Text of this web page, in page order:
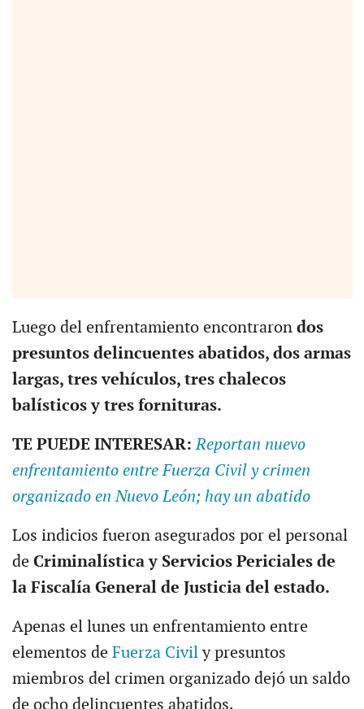
Luego del enfrentamiento encontraron dos
presuntos delincuentes abatidos, dos armas
largas, tres vehículos, tres chalecos
balísticos y tres fornituras.
TE PUEDE INTERESAR:Reportan nuevo
enfrentamiento entre Fuerza Civil y crimen
organizado en Nuevo León; hay un abatido
Los indicios fueron asegurados por el personal
deCriminalística y Servicios Periciales de
la Fiscalía General de Justicia del estado.
Apenas el lunes un enfrentamiento entre
elementos de Fuerza Civily presuntos
miembros del crimen organizado dejó un saldo
de ocho delincuentes abatidos.